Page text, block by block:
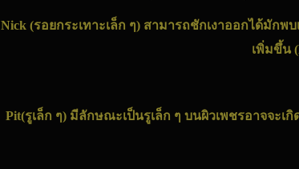
Nick (รอยกระเทาะเล็ก ๆ) สามารถชักเงาออกได้มักพ
เพิ่มขึ้น
Pit(รูเล็ก ๆ) มีลักษณะเป็นรูเล็ก ๆ บนผิวเพชรอาจจะเ